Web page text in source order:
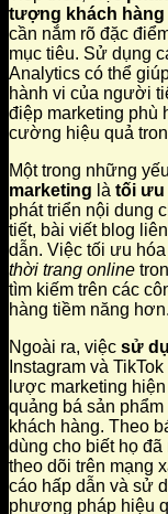
tượng khách hàng
cần nắm rõ đặc
mục tiêu. Sử dụng
Analytics có thể
hành vi của người
điệp marketing phù
cường hiệu quả
Một trong những
marketing là tối ưu
phát triển nội dung
tiết, bài viết blog
dẫn. Việc tối ưu
thời trang online
tìm kiếm trên các
hàng tiềm năng hơn.
Ngoài ra, việc sử
Instagram và
lược marketing
quảng bá sản
khách hàng. Theo
dùng cho biết họ
theo dõi trên mạng
cáo hấp dẫn và sử
phương pháp hiệu